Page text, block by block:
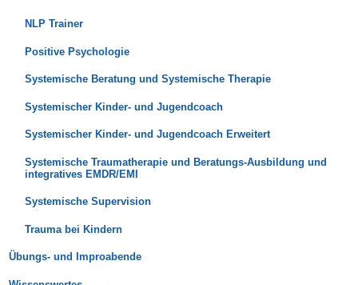
NLP Trainer
Positive Psychologie
Systemische Beratung und Systemische Therapie
Systemischer Kinder- und Jugendcoach
Systemischer Kinder- und Jugendcoach Erweitert
Systemische Traumatherapie und Beratungs-Ausbildung und
integratives EMDR/EMI
Systemische Supervision
Trauma bei Kindern
Übungs- und Improabende